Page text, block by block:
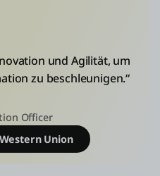
und Agilität, um
zu beschleunigen.“
Officer
Union